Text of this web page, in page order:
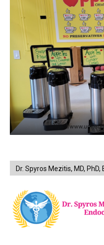
https://
Dr. Spyros Mezitis, MD,